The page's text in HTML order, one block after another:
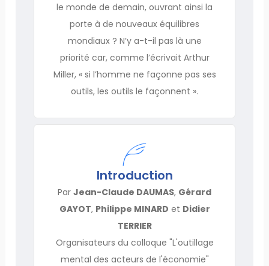
le monde de demain, ouvrant ainsi la
porte à de nouveaux équilibres
mondiaux ? N’y a-t-il pas là une
priorité car, comme l’écrivait Arthur
Miller, « si l’homme ne façonne pas ses
outils, les outils le façonnent ».
Introduction
Par Jean-Claude DAUMAS, Gérard
GAYOT, Philippe MINARD et Didier
TERRIER
Organisateurs du colloque "L'outillage
mental des acteurs de l'économie"